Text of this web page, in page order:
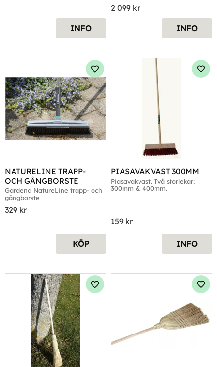
INFO
2 099 kr
INFO
NATURELINE TRAPP-
OCH GÅNGBORSTE
Gardena NatureLine trapp- och
gångborste
329 kr
Lägg till i favoriter
KÖP
PIASAVAKVAST 300MM
Piasavakvast. Två storlekar;
300mm & 400mm.
159 kr
INFO
Lägg till i favoriter